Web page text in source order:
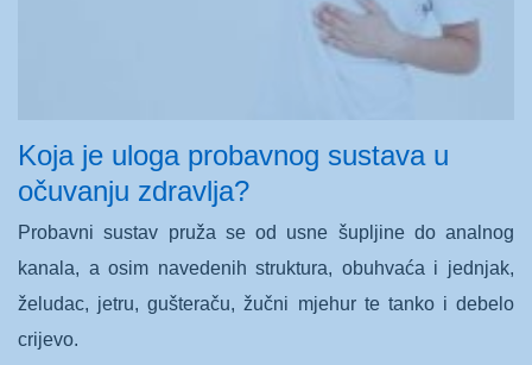
Koja je uloga probavnog sustava u
očuvanju zdravlja?
Probavni sustav pruža se od usne šupljine do analnog
kanala, a osim navedenih struktura, obuhvaća i jednjak,
želudac, jetru, gušteraču, žučni mjehur te tanko i debelo
crijevo.